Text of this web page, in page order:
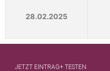
28.02.2025
JETZT EINTRAG+ TESTEN